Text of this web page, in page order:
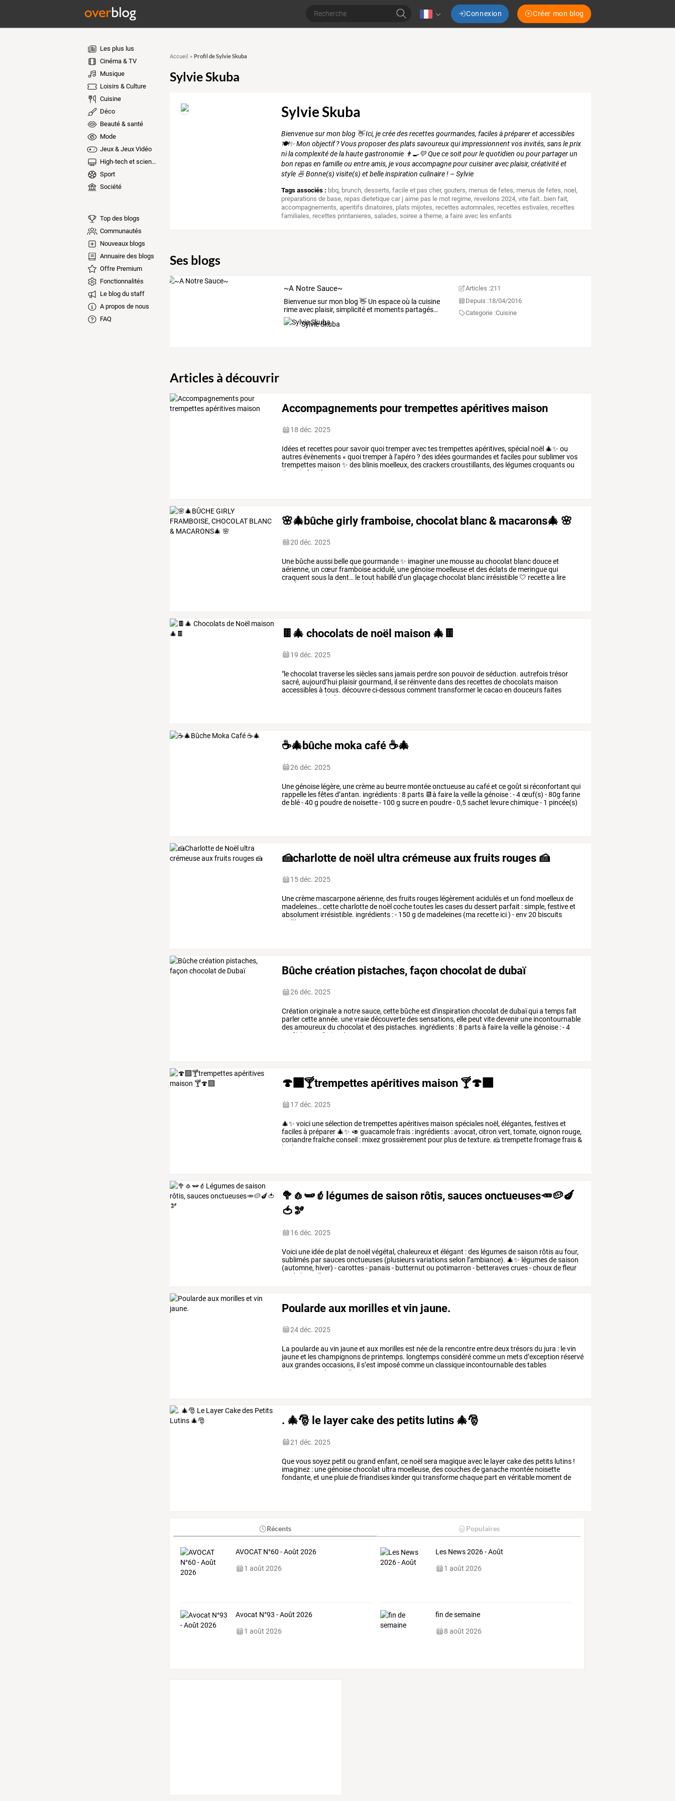
Connexion Créer mon blog
Les plus lus
Cinéma & TV
Musique
Loisirs & Culture
Cuisine
Déco
Beauté & santé
Mode
Jeux & Jeux Vidéo
High-tech et sciences
Sport
Société
Top des blogs
Communautés
Nouveaux blogs
Annuaire des blogs
Offre Premium
Fonctionnalités
Le blog du staff
A propos de nous
FAQ
Accueil » Profil de Sylvie Skuba
Sylvie Skuba
Sylvie Skuba
Bienvenue sur mon blog 👋 Ici, je crée des recettes gourmandes, faciles à préparer et accessibles
🍽️✨ Mon objectif ? Vous proposer des plats savoureux qui impressionnent vos invités, sans le prix
ni la complexité de la haute gastronomie 👨‍🍳💛 Que ce soit pour le quotidien ou pour partager un
bon repas en famille ou entre amis, je vous accompagne pour cuisiner avec plaisir, créativité et
style 🍜 Bonne(s) visite(s) et belle inspiration culinaire ! – Sylvie
Tags associés : bbq, brunch,desserts,facile et pas cher,gouters, menus de fetes, menus de fetes, noel,
preparations de base, repas dietetique car j aime pas le mot regime, reveilons 2024,vite fait...bien fait,
accompagnements,aperitifs dinatoires, plats mijotes, recettes automnales, recettes estivales, recettes
familiales, recettes printanieres,salades,soiree a theme,a faire avec les enfants
Ses blogs
~A Notre Sauce~
Bienvenuesurmon blog 👋Un espaceoù la cuisine
rimeavecplaisir,simplicitéet momentspartagés…
Sylvie Skuba
Articles :211
Depuis :18/04/2016
Categorie :Cuisine
Articles à découvrir
Accompagnements pour trempettes apéritives maison
18 déc. 2025
Idéeset recettes poursavoirquoitremperavectestrempettesapéritives, spécial noël 🎄✨ ou
autresévènements« quoitremperà l’apéro? des idéesgourmandeset faciles poursublimervos
trempettes maison ✨ des blinis moelleux, descrackerscroustillants, des légumescroquantsou
du
pain festif…
🌸🎄bûche girly framboise, chocolat blanc & macarons🎄 🌸
20 déc. 2025
Une bûcheaussi bellequegourmande✨ imaginer une mousseau chocolat blancdouceet
aérienne, un cœurframboiseacidulé, unegénoise moelleuseet deséclatsde meringuequi
craquent sous la dent… letout habilléd’un glaçagechocolat blanc irrésistible🤍 recettea lire
totalement
de prendre la
🍫🎄 chocolats de noël maison 🎄🍫
19 déc. 2025
"lechocolat traverse lessièclessans jamais perdreson pouvoirdeséduction. autrefoistrésor
sacré, aujourd’hui plaisirgourmand, il se réinventedansdes recettesdechocolats maison
accessiblesà tous. découvreci-dessouscomment transformer lecacaoen douceursfaites
maison,
aussi belles
☕🎄bûche moka café ☕🎄
26 déc. 2025
Unegénoise légère, unecrèmeau beurre montéeonctueuseau caféet cegoût si réconfortant qui
rappelle lesfêtesd’antan. ingrédients :8 parts 📆à faire la veille la génoise :-4œuf(s) -80g farine
de blé-40 g poudrede noisette- 100 g sucreen poudre-0,5sachet levurechimique- 1 pincée(s)
🍰charlotte de noël ultra crémeuse aux fruits rouges 🍰
15 déc. 2025
Unecrème mascarponeaérienne,desfruits rouges légèrement aciduléset un fond moelleuxde
madeleines…cettecharlottede noël cochetoutes lescasesdu dessert parfait :simple,festiveet
absolument irrésistible. ingrédients :- 150 g de madeleines (ma recette ici) -env20 biscuits
cuillère
Bûche création pistaches, façon chocolat de dubaï
26 déc. 2025
Création originalea notresauce,cette bûcheest d'inspiration chocolat dedubaïquia tempsfait
parlercetteannée. unevraiedécouvertedessensations,elle peut vitedevenir une incontournable
desamoureuxdu chocolat et des pistaches. ingrédients :8 partsà faire la veille la génoise :-4
œuf(s)
farine de
🍄‍🟫🍸trempettes apéritives maison 🍸🍄‍🟫
17 déc. 2025
🎄✨ voici unesélection detrempettesapéritives maison spéciales noël, élégantes, festiveset
facilesà préparer 🎄✨ 🥑 guacamolefrais : ingrédients :avocat, citron vert, tomate, oignon rouge,
coriandrefraîcheconseil : mixezgrossièrement pour plusdetexture. 🧀trempettefromagefrais&
herbes
🥦🧄🫛🫑légumes de saison rôtis, sauces onctueuses🥕🥔🍆
🍅🫘
16 déc. 2025
Voici une idéede plat de noël végétal, chaleureuxet élégant :des légumesdesaison rôtisau four,
sublimés parsaucesonctueuses (plusieursvariationsselon l’ambiance). 🎄✨ légumesdesaison
(automne, hiver) -carottes- panais- butternut ou potimarron - betteravescrues-chouxdefleur
de bruxelles
Poularde aux morilles et vin jaune.
24 déc. 2025
La poulardeau vin jauneet aux morillesest néede la rencontreentredeuxtrésorsdu jura : levin
jauneet leschampignonsde printemps. longtempsconsidérécomme un metsd’exception réservé
auxgrandesoccasions, il s’est imposécomme un classique incontournabledestables
jurassiennes.
les morilles,
. 🎄🎅 le layer cake des petits lutins 🎄🎅
21 déc. 2025
Quevoussoyez petit ou grand enfant, ce noëlsera magiqueavec le layercakedes petits lutins !
imaginez : unegénoisechocolat ultra moelleuse, descouchesdeganache montée noisette
fondante, et une pluiedefriandises kinderquitransformechaque part en véritable moment de
🎁🍫
Récents Populaires
AVOCAT N°60 - Août 2026
1 août 2026
Les News 2026 - Août
1 août 2026
Avocat N°93 - Août 2026
1 août 2026
fin de semaine
8 août 2026